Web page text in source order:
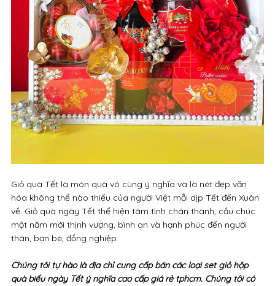
Giỏ quà Tết là món quà vô cùng ý nghĩa và là nét đẹp văn
hóa không thể nào thiếu của người Việt mỗi dịp Tết đến Xuân
về. Giỏ quà ngày Tết thể hiện tâm tình chân thành, cầu chúc
một năm mới thịnh vượng, bình an và hạnh phúc đến người
thân, bạn bè, đồng nghiệp.
Chúng tôi tự hào là địa chỉ cung cấp bán các loại set giỏ hộp
quà biếu ngày Tết ý nghĩa cao cấp giá rẻ tphcm. Chúng tôi có